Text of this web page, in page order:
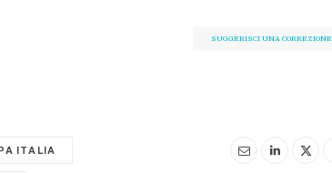
SUGGERISCI UNA CORREZIONE
ITALIA